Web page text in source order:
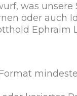
was unsere
oder auch
Ephraim